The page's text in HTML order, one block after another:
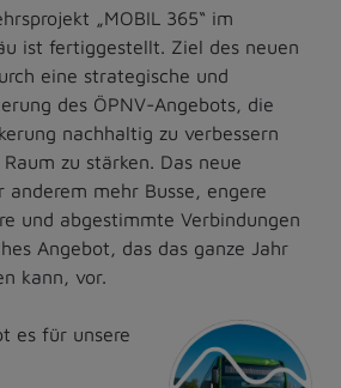
„MOBIL 365“ im
ist fertiggestellt. Ziel des neuen
eine strategische und
des ÖPNV-Angebots, die
nachhaltig zu verbessern
zu stärken. Das neue
anderem mehr Busse, engere
und abgestimmte Verbindungen
Angebot, das das ganze Jahr
kann, vor.
es für unsere